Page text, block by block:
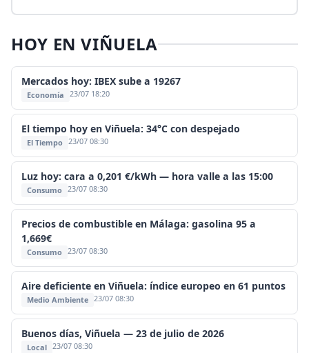
HOY EN VIÑUELA
Mercados hoy: IBEX sube a 19267
Economía 23/07 18:20
El tiempo hoy en Viñuela: 34°C con despejado
El Tiempo 23/07 08:30
Luz hoy: cara a 0,201 €/kWh — hora valle a las 15:00
Consumo 23/07 08:30
Precios de combustible en Málaga: gasolina 95 a
1,669€
Consumo 23/07 08:30
Aire deficiente en Viñuela: índice europeo en 61 puntos
Medio Ambiente 23/07 08:30
Buenos días, Viñuela — 23 de julio de 2026
Local 23/07 08:30